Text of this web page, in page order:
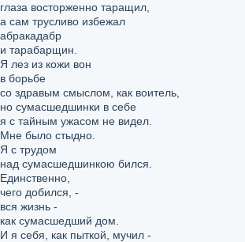
глаза восторженно таращил,
а сам трусливо избежал
абракадабр
и тарабарщин.
Я лез из кожи вон
в борьбе
со здравым смыслом, как воитель,
но сумасшедшинки в себе
я с тайным ужасом не видел.
Мне было стыдно.
Я с трудом
над сумасшедшинкою бился.
Единственно,
чего добился, -
вся жизнь -
как сумасшедший дом.
И я себя, как пыткой, мучил -